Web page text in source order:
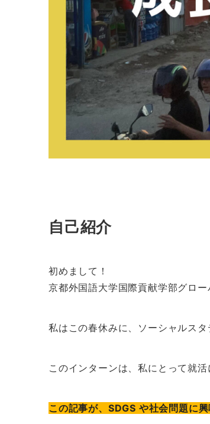
自己紹介
初めまして！
京都外国語大学国際貢献学部グロ
私はこの春休みに、ソーシャルス
このインターンは、私にとって就
この記事が、SDGS や社会問題に